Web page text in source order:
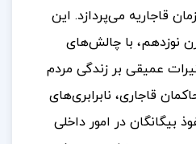
قاجاریه می‌پردازد. این
نوزدهم، با چالش‌های
عمیقی بر زندگی مردم
قاجاری، نابرابری‌های
بیگانگان در امور داخلی